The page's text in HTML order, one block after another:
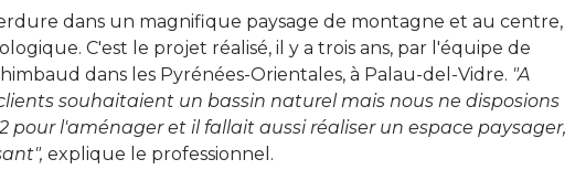
dans un magnifique paysage de montagne et au centre,
C'est le projet réalisé, il y a trois ans, par l'équipe de
dans les Pyrénées-Orientales, à Palau-del-Vidre. "A
souhaitaient un bassin naturel mais nous ne disposions
pour l'aménager et il fallait aussi réaliser un espace paysager,
explique le professionnel.